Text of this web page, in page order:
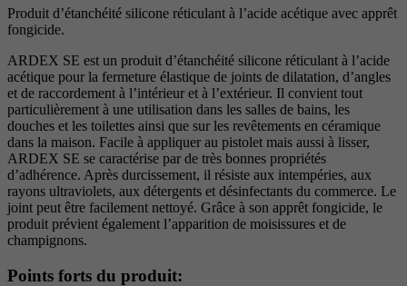
Produit d’étanchéité silicone réticulant à l’acide acétique avec apprêt
fongicide.
ARDEX SE est un produit d’étanchéité silicone réticulant à l’acide
acétique pour la fermeture élastique de joints de dilatation, d’angles
et de raccordement à l’intérieur et à l’extérieur. Il convient tout
particulièrement à une utilisation dans les salles de bains, les
douches et les toilettes ainsi que sur les revêtements en céramique
dans la maison. Facile à appliquer au pistolet mais aussi à lisser,
ARDEX SE se caractérise par de très bonnes propriétés
d’adhérence. Après durcissement, il résiste aux intempéries, aux
rayons ultraviolets, aux détergents et désinfectants du commerce. Le
joint peut être facilement nettoyé. Grâce à son apprêt fongicide, le
produit prévient également l’apparition de moisissures et de
champignons.
Points forts du produit: